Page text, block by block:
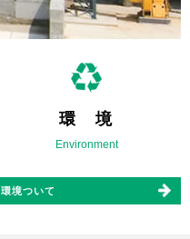
環 境
Environment
環境ついて